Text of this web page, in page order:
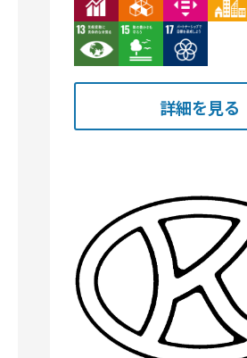
Image Image Image
詳細を見る